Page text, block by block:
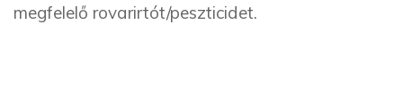
megfelelő rovarirtót/peszticidet.